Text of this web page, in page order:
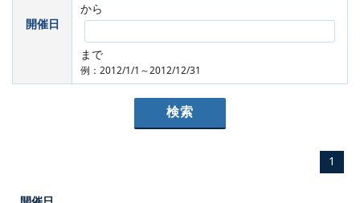
開催日
から
まで
例：2012/1/1～2012/12/31
1